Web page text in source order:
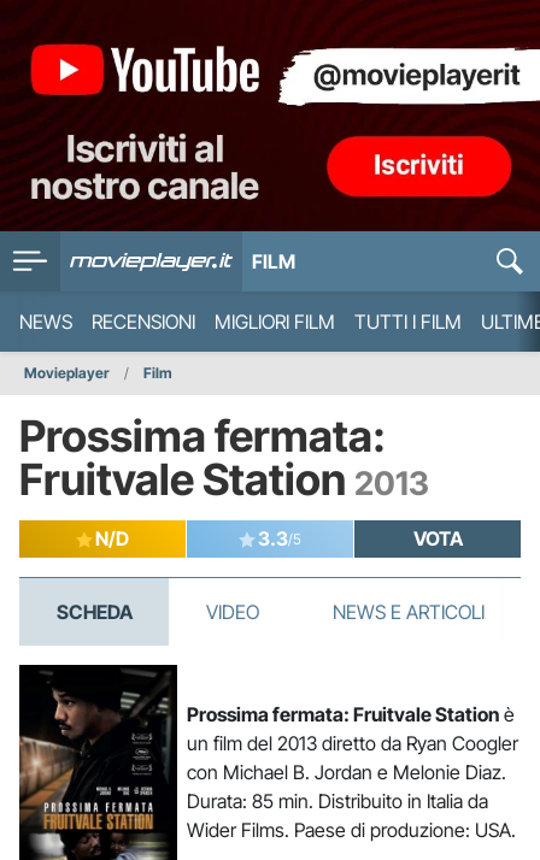
FILM
NEWS RECENSIONI MIGLIORI FILM TUTTI I FILM
Movieplayer Film
Prossima fermata:
Fruitvale Station 2013
N/D 3.3/5 VOTA
SCHEDA VIDEO NEWS E ARTICOLI
Prossima fermata: Fruitvale Stationè
un film del 2013 diretto da Ryan Coogler
con Michael B. Jordan e Melonie Diaz.
Durata: 85 min. Distribuito in Italia da
Wider Films. Paese di produzione: USA.